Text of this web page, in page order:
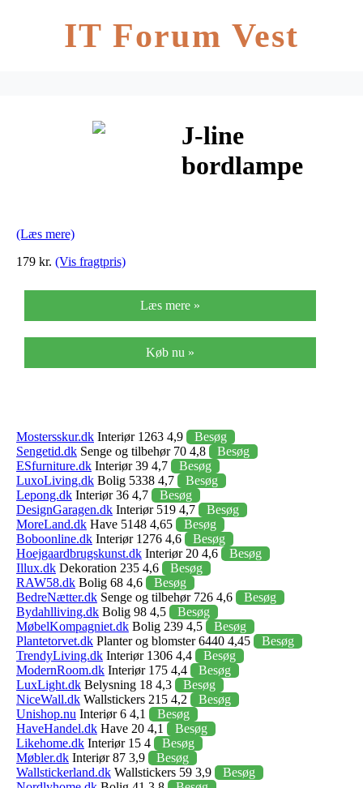
IT Forum Vest
J-line
bordlampe
(Læs mere)
179 kr. (Vis fragtpris)
Læs mere »
Køb nu »
Mostersskur.dk Interiør 1263 4,9
Besøg
Sengetid.dk Senge og tilbehør 70 4,8
Besøg
ESfurniture.dk Interiør 39 4,7
Besøg
LuxoLiving.dk Bolig 5338 4,7
Besøg
Lepong.dk Interiør 36 4,7
Besøg
DesignGaragen.dk Interiør 519 4,7
Besøg
MoreLand.dk Have 5148 4,65
Besøg
Boboonline.dk Interiør 1276 4,6
Besøg
Hoejgaardbrugskunst.dk Interiør 20 4,6
Besøg
Illux.dk Dekoration 235 4,6
Besøg
RAW58.dk Bolig 68 4,6
Besøg
BedreNætter.dk Senge og tilbehør 726 4,6
Besøg
Bydahlliving.dk Bolig 98 4,5
Besøg
MøbelKompagniet.dk Bolig 239 4,5
Besøg
Plantetorvet.dk Planter og blomster 6440 4,45
Besøg
TrendyLiving.dk Interiør 1306 4,4
Besøg
ModernRoom.dk Interiør 175 4,4
Besøg
LuxLight.dk Belysning 18 4,3
Besøg
NiceWall.dk Wallstickers 215 4,2
Besøg
Unishop.nu Interiør 6 4,1
Besøg
HaveHandel.dk Have 20 4,1
Besøg
Likehome.dk Interiør 15 4
Besøg
Møbler.dk Interiør 87 3,9
Besøg
Wallstickerland.dk Wallstickers 59 3,9
Besøg